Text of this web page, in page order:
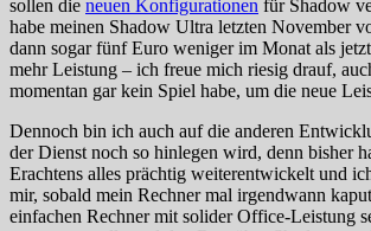
sollen die neuen Konfigurationen für Shadow
habe meinen Shadow Ultra letzten November
dann sogar fünf Euro weniger im Monat als
mehr Leistung – ich freue mich riesig drauf,
momentan gar kein Spiel habe, um die neue
Dennoch bin ich auch auf die anderen
der Dienst noch so hinlegen wird, denn bisher
Erachtens alles prächtig weiterentwickelt und
mir, sobald mein Rechner mal irgendwann
einfachen Rechner mit solider Office-Leistung